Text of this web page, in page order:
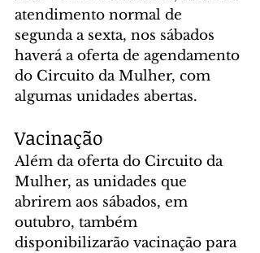
atendimento normal de
segunda a sexta, nos sábados
haverá a oferta de agendamento
do Circuito da Mulher, com
algumas unidades abertas.
Vacinação
Além da oferta do Circuito da
Mulher, as unidades que
abrirem aos sábados, em
outubro, também
disponibilizarão vacinação para